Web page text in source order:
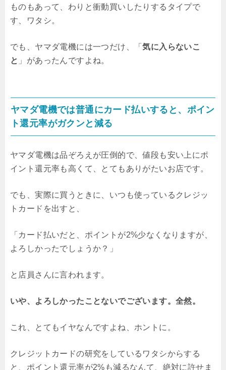
ものもあって、わりと衝動買いしたりするタイプで
す、ワタシ。
でも、ヤマダ電機には一つだけ、「気に入らないこ
と 」があったんですよね。
ヤマダ電機では普通にカード払いすると、ポイン
ト還元率がガクンと減る
ヤマダ電機は品ぞろえが圧倒的で、値段も安い上にポ
イント還元率も高くて、とてもありがたいお店です。
でも、実際に買うときに、いつも使っているクレジッ
トカードを出すと、
「カード払いだと、ポイントが2%少なくなりますが、
よろしかったでしょうか？」
と店員さんに言われます。
いや、よろしかったことないでございます。全然。
これ、とてもイヤなんですよね、ホントに。
クレジットカードの研究をしているワタシからする
と、ポイント還元率が2%も減るなんて、絶対に許せま